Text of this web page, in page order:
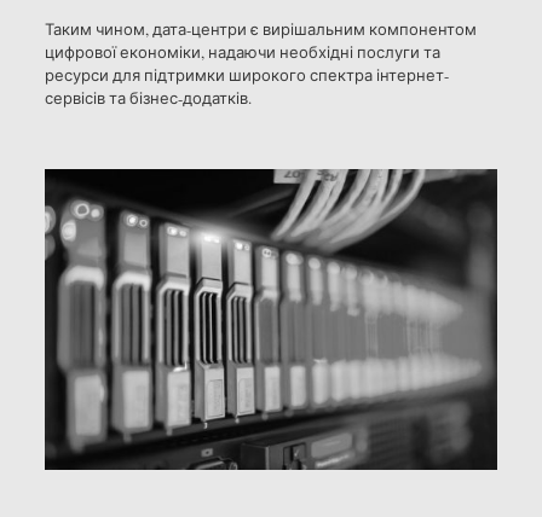
Таким чином, дата-центри є вирішальним компонентом
цифрової економіки, надаючи необхідні послуги та
ресурси для підтримки широкого спектра інтернет-
сервісів та бізнес-додатків.